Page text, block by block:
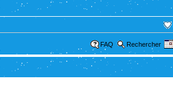
FAQ Rechercher